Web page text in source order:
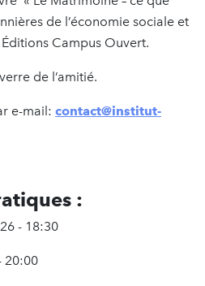
de l’économie sociale et
Campus Ouvert.
de l’amitié.
e-mail: contact@institut-
:
- 18:30
20:00